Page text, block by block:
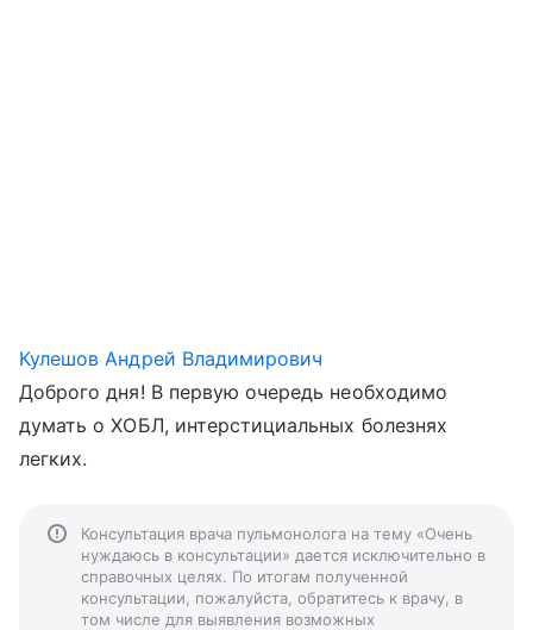
Кулешов Андрей Владимирович
Доброго дня! В первую очередь необходимо
думать о ХОБЛ, интерстициальных болезнях
легких.
Консультация врача пульмонолога на тему «Очень
нуждаюсь в консультации» дается исключительно в
справочных целях. По итогам полученной
консультации, пожалуйста, обратитесь к врачу, в
том числе для выявления возможных